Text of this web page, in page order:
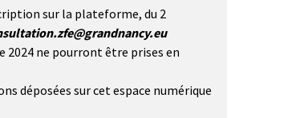
sur la plateforme, du 2
ne pourront être prises en
déposées sur cet espace numérique